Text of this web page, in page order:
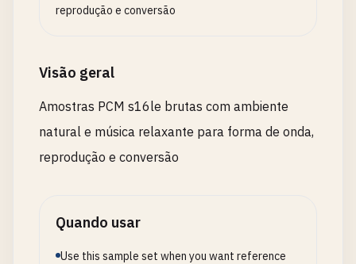
reprodução e conversão
Visão geral
Amostras PCM s16le brutas com ambiente
natural e música relaxante para forma de onda,
reprodução e conversão
Quando usar
Use this sample set when you want reference